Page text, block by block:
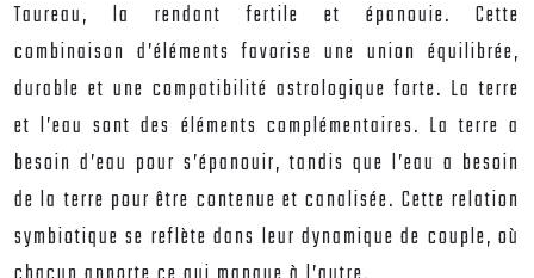
Taureau, la rendant fertile et épanouie. Cette
combinaison d’éléments favorise une union équilibrée,
durable et une compatibilité astrologique forte. La terre
et l’eau sont des éléments complémentaires. La terre a
besoin d’eau pour s’épanouir, tandis que l’eau a besoin
de la terre pour être contenue et canalisée. Cette relation
symbiotique se reflète dans leur dynamique de couple, où